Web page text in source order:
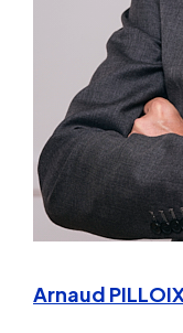
Arnaud